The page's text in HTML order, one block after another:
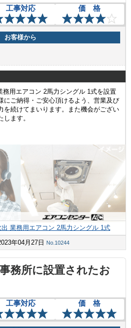
工事対応 価 格
お客様から
務用エアコン 2馬力シングル 1式を設置
にご納得・ご安心頂けるよう、営業及び
を続けてまいります。また機会がござい
ます。
業務用エアコン 2馬力シングル 1式
年04月27日
No.10244
務所に設置されたお
工事対応 価 格